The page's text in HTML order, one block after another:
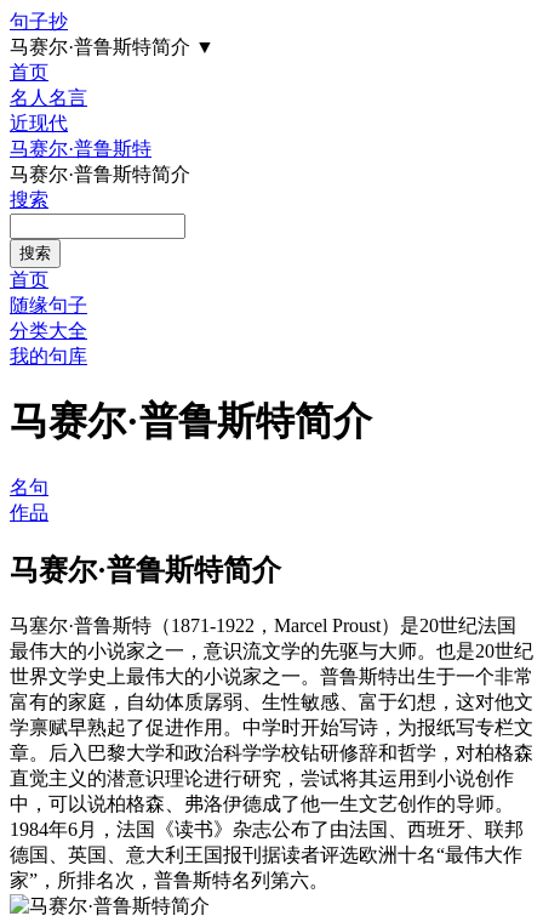
句子抄
马赛尔·普鲁斯特简介 ▼
首页
名人名言
近现代
马赛尔·普鲁斯特
马赛尔·普鲁斯特简介
搜索
首页
随缘句子
分类大全
我的句库
马赛尔·普鲁斯特简介
名句
作品
马赛尔·普鲁斯特简介
马塞尔·普鲁斯特（1871-1922，Marcel Proust）是20世纪法国
最伟大的小说家之一，意识流文学的先驱与大师。也是20世纪
世界文学史上最伟大的小说家之一。普鲁斯特出生于一个非常
富有的家庭，自幼体质孱弱、生性敏感、富于幻想，这对他文
学禀赋早熟起了促进作用。中学时开始写诗，为报纸写专栏文
章。后入巴黎大学和政治科学学校钻研修辞和哲学，对柏格森
直觉主义的潜意识理论进行研究，尝试将其运用到小说创作
中，可以说柏格森、弗洛伊德成了他一生文艺创作的导师。
1984年6月，法国《读书》杂志公布了由法国、西班牙、联邦
德国、英国、意大利王国报刊据读者评选欧洲十名“最伟大作
家”，所排名次，普鲁斯特名列第六。